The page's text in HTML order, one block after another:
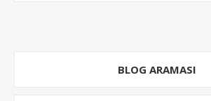
itibaren ticari ve kamu binalarında,
BLOG ARAMASI